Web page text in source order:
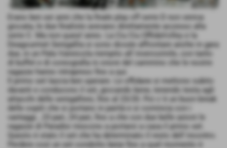
Erano ben sei anni che la finale play off serie D non veniva
giocata, le due finaliste avevano direttamente accesso alla
serie C. Ma non quest´anno. La Ciu Ciu OffidaVolley e la
Deagourmet Senigallia si sono dovute affrontare anche in gara
due, in un Pala Vannicola riempito all´inverosimile, con tanto
di buffet e di coreografia in onore del cammino che le nostre
ragazze hanno intrapreso fino a qui.
Il primo set lascia ben sperare. Le offidane si mettono subito
davanti e conducono il set, giocando bene, tenendo testa agli
attacchi delle senigalliesi, fino al 23/20. Poi c´è un buon break
delle ospiti che si portano in parità e si comincia con i
vantaggi...23 pari, 24 pari, fino a che con due belle azioni le
ragazze di Paradisi riescono a portarsi a casa il primo set.
Questo è stato il set che ha determinato il resto dell´incontro.
Perdere così un set condotto bene fino a quel momento è